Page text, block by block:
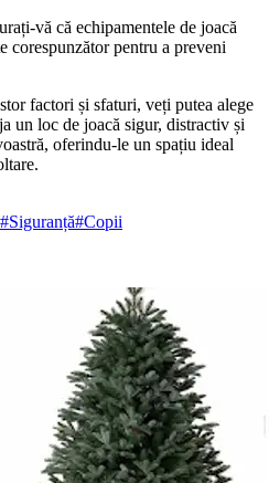
vă că echipamentele de joacă
corespunzător pentru a preveni
factori și sfaturi, veți putea alege
un loc de joacă sigur, distractiv și
oferindu-le un spațiu ideal
#Siguranță#Copii